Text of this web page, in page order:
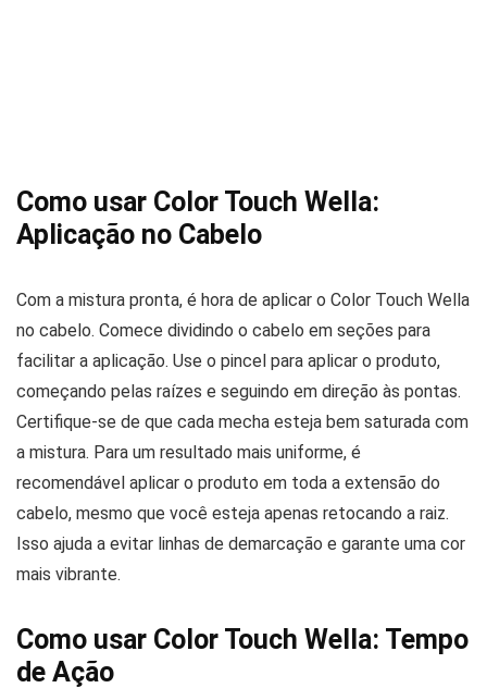
Como usar Color Touch Wella:
Aplicação no Cabelo
Com a mistura pronta, é hora de aplicar o Color Touch Wella
no cabelo. Comece dividindo o cabelo em seções para
facilitar a aplicação. Use o pincel para aplicar o produto,
começando pelas raízes e seguindo em direção às pontas.
Certifique-se de que cada mecha esteja bem saturada com
a mistura. Para um resultado mais uniforme, é
recomendável aplicar o produto em toda a extensão do
cabelo, mesmo que você esteja apenas retocando a raiz.
Isso ajuda a evitar linhas de demarcação e garante uma cor
mais vibrante.
Como usar Color Touch Wella: Tempo
de Ação